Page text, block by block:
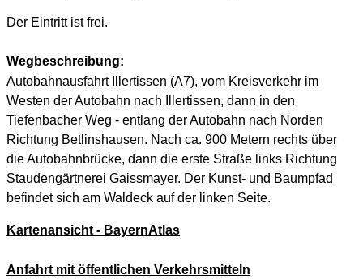
Der Eintritt ist frei.
Wegbeschreibung:
Autobahnausfahrt Illertissen (A7), vom Kreisverkehr im
Westen der Autobahn nach Illertissen, dann in den
Tiefenbacher Weg - entlang der Autobahn nach Norden
Richtung Betlinshausen. Nach ca. 900 Metern rechts über
die Autobahnbrücke, dann die erste Straße links Richtung
Staudengärtnerei Gaissmayer. Der Kunst- und Baumpfad
befindet sich am Waldeck auf der linken Seite.
Kartenansicht - BayernAtlas
Anfahrt mit öffentlichen Verkehrsmitteln